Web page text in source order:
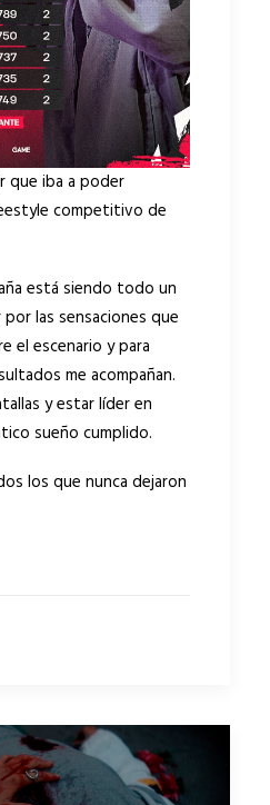
que iba a poder
competitivo de
está siendo todo un
las sensaciones que
el escenario y para
me acompañan.
y estar líder en
sueño cumplido.
los que nunca dejaron